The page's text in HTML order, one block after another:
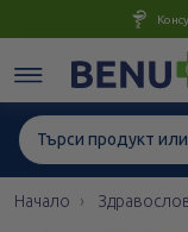
Начало